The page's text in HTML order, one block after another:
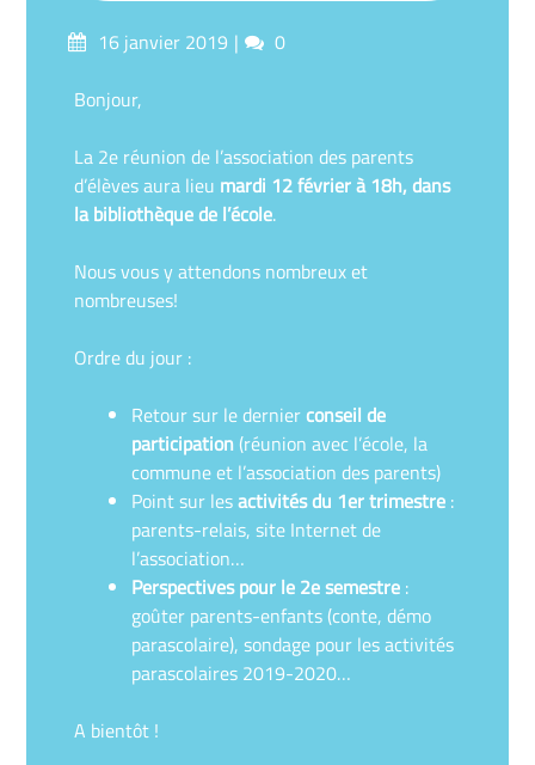
Posted16 janvier 2019 Comments
0
Bonjour,
La 2e réunion de l’association des parents
d’élèves aura lieu mardi 12 février à 18h, dans
la bibliothèque de l’école.
Nous vous y attendons nombreux et
nombreuses!
Ordre du jour :
Retour sur le dernierconseil de
participation (réunion avec l’école, la
commune et l’association des parents)
Point sur lesactivités du 1er trimestre :
parents-relais, site Internet de
l’association…
Perspectives pour le 2e semestre :
goûter parents-enfants (conte, démo
parascolaire), sondage pour les activités
parascolaires 2019-2020…
A bientôt !